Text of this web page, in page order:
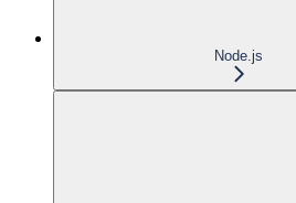
Node.js